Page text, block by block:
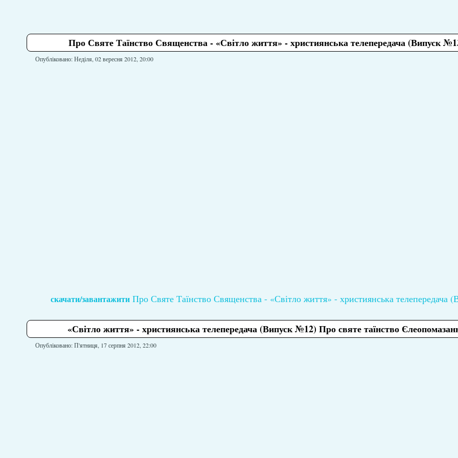
Про Святе Таїнство Священства - «Світло життя» - християнська телепередача (Випуск
Опубліковано: Неділя, 02 вересня 2012, 20:00
скачати/завантажитиПро Святе Таїнство Священства - «Світло життя» - християнська телепередача
«Світло життя» - християнська телепередача (Випуск №12) Про святе таїнство
Опубліковано: П'ятниця, 17 серпня 2012, 22:00